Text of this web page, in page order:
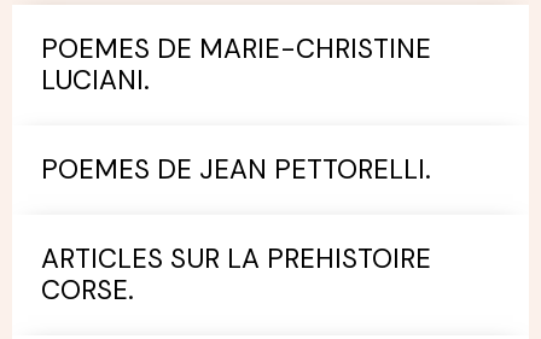
POEMES DE MARIE-CHRISTINE
LUCIANI.
POEMES DE JEAN PETTORELLI.
ARTICLES SUR LA PREHISTOIRE
CORSE.